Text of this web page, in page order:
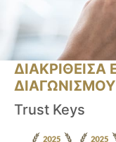
ΔΙΑΚΡΙΘΕΙΣΑ
ΔΙΑΓΩΝΙΣΜΟΥ
Trust Keys